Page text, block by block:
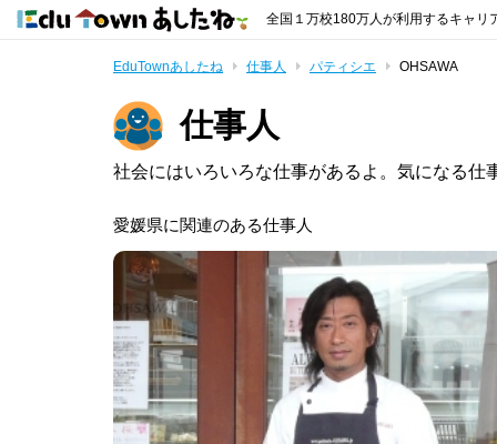
全国１万校180万人が利用するキャリ
EduTownあしたね 仕事人 パティシエ OHSAWA
仕事人
社会にはいろいろな仕事があるよ。気になる仕
愛媛県に関連のある仕事人